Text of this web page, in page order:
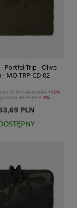
Portfel Trip - Olive
- MO-TRP-CD-02
PLN
z 30 dni: 55,92 PLN +13%
69,99 PLN -9%